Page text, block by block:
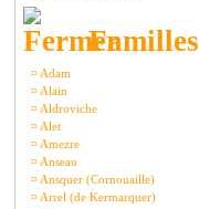
Familles
¤ Adam
¤ Alain
¤ Aldroviche
¤ Alet
¤ Amezre
¤ Anseau
¤ Ansquer (Cornouaille)
¤ Arrel (de Kermarquer)